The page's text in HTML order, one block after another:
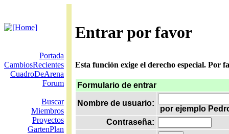
Entrar por favor
Portada
CambiosRecientes
CuadroDeArena
Forum
Buscar
Miembros
Proyectos
GartenPlan
Esta función exige el derecho especial. Por
Formulario de entrar
Nombre de usuario:
por ejemplo
Contraseña: